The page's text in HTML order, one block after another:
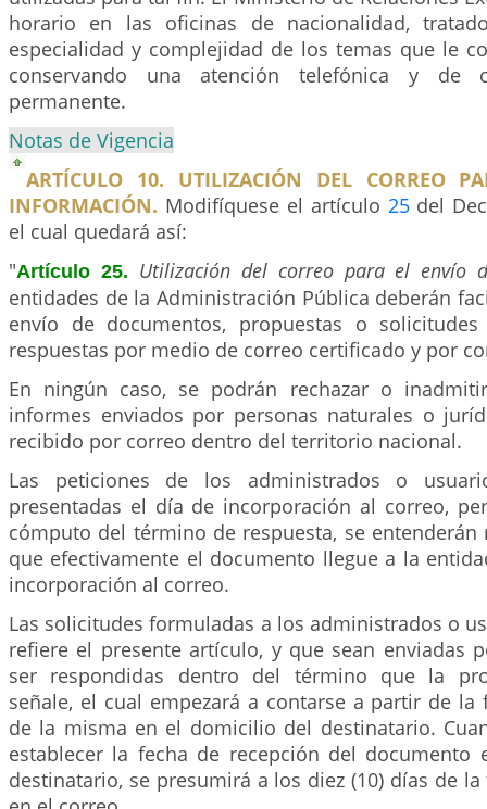
horario en las oficinas de nacionalidad,
especialidad y complejidad de los temas que le
conservando una atención telefónica y de
permanente.
Notas de Vigencia
ARTÍCULO 10. UTILIZACIÓN DEL CORREO
INFORMACIÓN. Modifíquese el artículo 25del
el cual quedará así:
"Artículo 25. Utilización del correo para el envío
entidades de la Administración Pública deberán
envío de documentos, propuestas o
respuestas por medio de correo certificado y por
En ningún caso, se podrán rechazar o
informes enviados por personas naturales o
recibido por correo dentro del territorio nacional.
Las peticiones de los administrados o
presentadas el día de incorporación al correo,
cómputo del término de respuesta, se entenderán
que efectivamente el documento llegue a la
incorporación al correo.
Las solicitudes formuladas a los administrados o
refiere el presente artículo, y que sean enviadas
ser respondidas dentro del término que la
señale, el cual empezará a contarse a partir de la
de la misma en el domicilio del destinatario.
establecer la fecha de recepción del
destinatario, se presumirá a los diez (10) días de